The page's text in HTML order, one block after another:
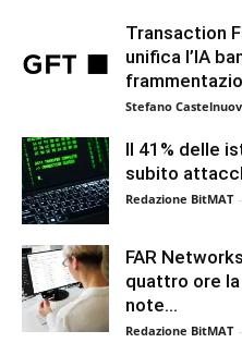
Transaction
unifica l’IA
Stefano
Il 41% delle
subito
Redazione BitMAT -
FAR
quattro ore
note...
Redazione BitMAT -